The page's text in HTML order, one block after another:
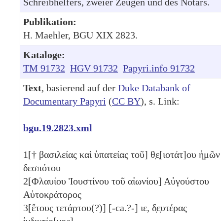
Publikation:
H. Maehler, BGU XIX 2823.
Kataloge:
TM 91732 HGV 91732 Papyri.info 91732
Text, basierend auf der Duke Databank of
Documentary Papyri (CC BY), s. Link:
bgu.19.2823.xml
1[† βασιλείας καὶ ὑπατείας τοῦ] θ̣ε̣[ιοτάτ]ου ἡμῶν
δεσπότου
2[Φλαυίου Ἰουστίνου τοῦ αἰωνίου] Αὐγούστου
Αὐτοκράτορος
3[ἔτους τετάρτου(?)] [-ca.?-] ιε, δ̣ε̣υτέρας